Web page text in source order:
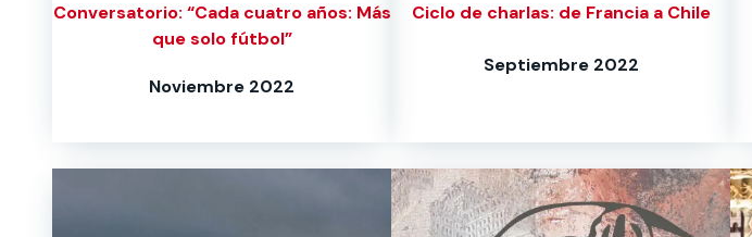
Conversatorio: “Cada cuatro años: Más
que solo fútbol”
Noviembre 2022
Ciclo de charlas: de Francia a Chile
Septiembre 2022